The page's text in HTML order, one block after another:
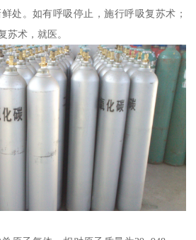
处。如有呼吸停止，施行呼吸复苏术；
苏术，就医。